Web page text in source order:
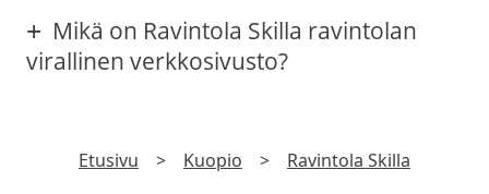
Mikä on Ravintola Skilla ravintolan
virallinen verkkosivusto?
Etusivu > Kuopio > Ravintola Skilla